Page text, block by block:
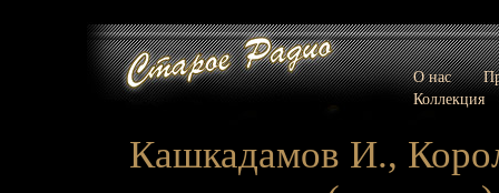
О нас
Коллекция
Кашкадамов И.,